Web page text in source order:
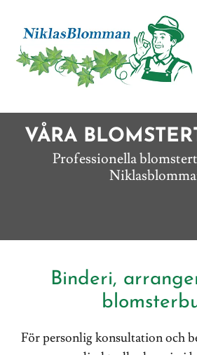
VÅRA
Professionella
Binderi,
För personlig konsultation och